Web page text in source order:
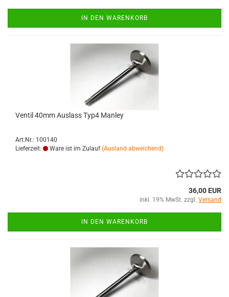
IN DEN WARENKORB
Ventil 40mm Auslass Typ4 Manley
Art.Nr.: 100140
Lieferzeit:
Ware ist im Zulauf (Ausland abweichend)
36,00 EUR
inkl. 19% MwSt. zzgl. Versand
IN DEN WARENKORB